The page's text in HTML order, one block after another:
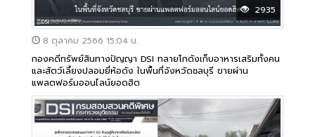
2935
8 ตุลาคม 2566 15:04 น.
กองคดีทรัพย์สินทางปัญญา DSI ทลายโกดังเก็บอาหารเสริมทั้งคน
และสัตว์เลี้ยงปลอมยี่ห้อดัง ในพื้นที่จังหวัดชลบุรี ขายผ่าน
แพลตฟอร์มออนไลน์ยอดฮิต